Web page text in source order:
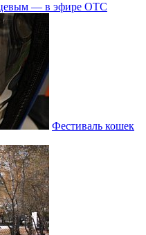
— в эфире ОТС
Фестиваль кошек